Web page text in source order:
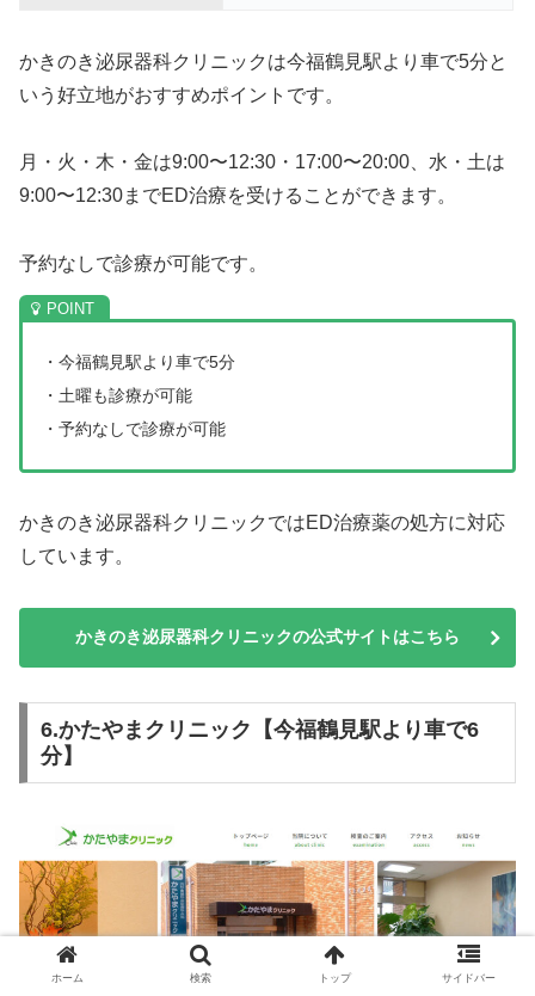
かきのき泌尿器科クリニックは今福鶴見駅より車で5分と
いう好立地がおすすめポイントです。
月・火・木・金は9:00〜12:30・17:00〜20:00、水・土は
9:00〜12:30までED治療を受けることができます。
予約なしで診療が可能です。
・今福鶴見駅より車で5分
・土曜も診療が可能
・予約なしで診療が可能
かきのき泌尿器科クリニックではED治療薬の処方に対応
しています。
かきのき泌尿器科クリニックの公式サイトはこちら
6.かたやまクリニック【今福鶴見駅より車で6
分】
ホーム 検索 トップ サイドバー